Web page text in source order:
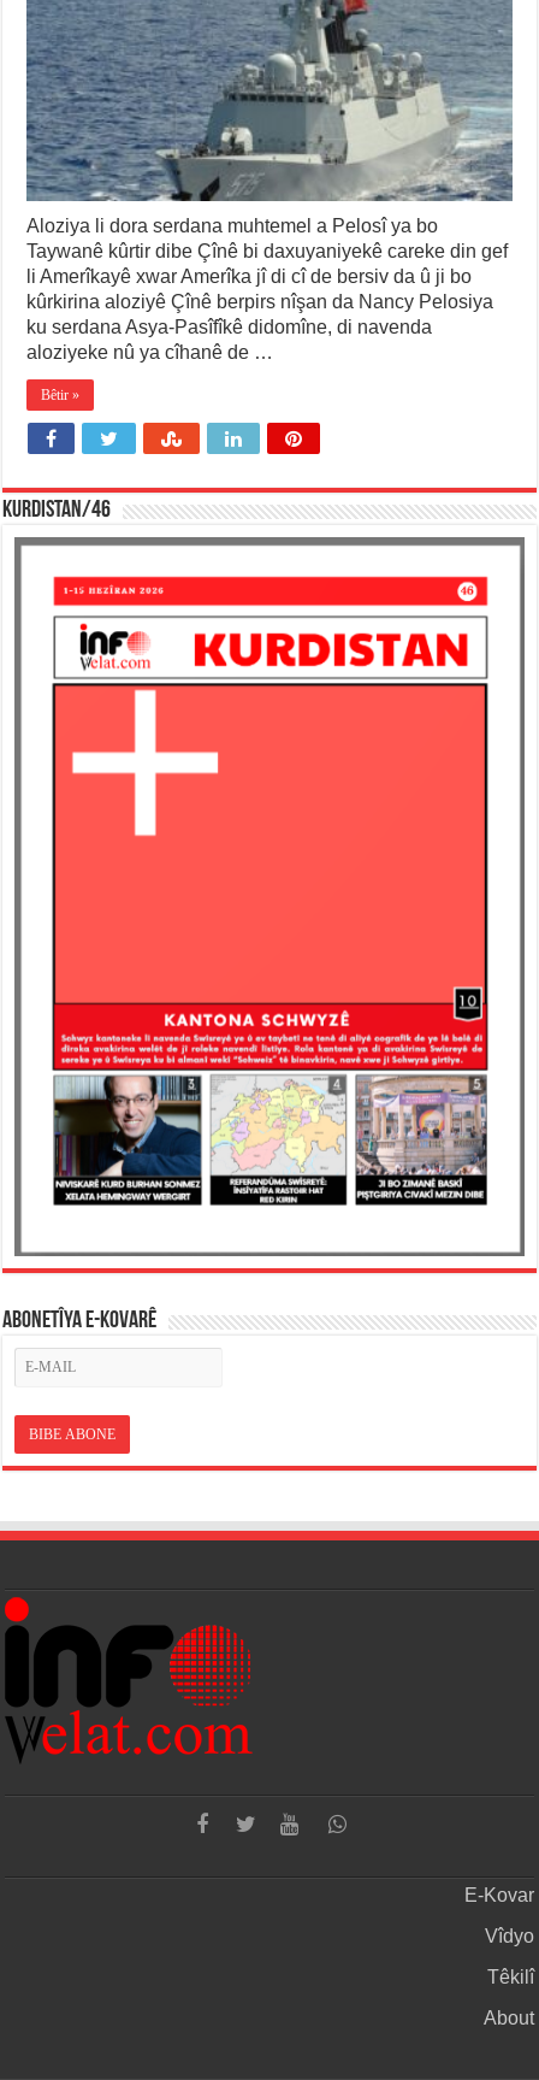
Aloziya li dora serdana muhtemel a Pelosî ya bo
Taywanê kûrtir dibe Çînê bi daxuyaniyekê careke din gef
li Amerîkayê xwar Amerîka jî di cî de bersiv da û ji bo
kûrkirina aloziyê Çînê berpirs nîşan da Nancy Pelosiya
ku serdana Asya-Pasîfîkê didomîne, di navenda
aloziyeke nû ya cîhanê de …
Bêtir »
KURDISTAN/46
ABONETÎYA E-KOVARÊ
E-Kovar
Vîdyo
Têkilî
About